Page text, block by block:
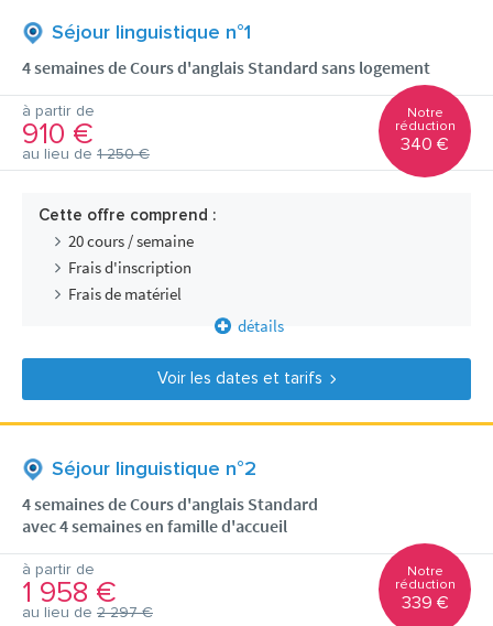
Séjour linguistique n°1
4 semaines de Cours d'anglais Standard sans logement
à partir de
910 €
au lieu de 1 250 €
Notre
réduction
340 €
Cette offre comprend :
20 cours / semaine
Frais d'inscription
Frais de matériel
détails
Voir les dates et tarifs
Séjour linguistique n°2
4 semaines de Cours d'anglais Standard
avec 4 semaines en famille d'accueil
à partir de
1 958 €
au lieu de 2 297 €
Notre
réduction
339 €